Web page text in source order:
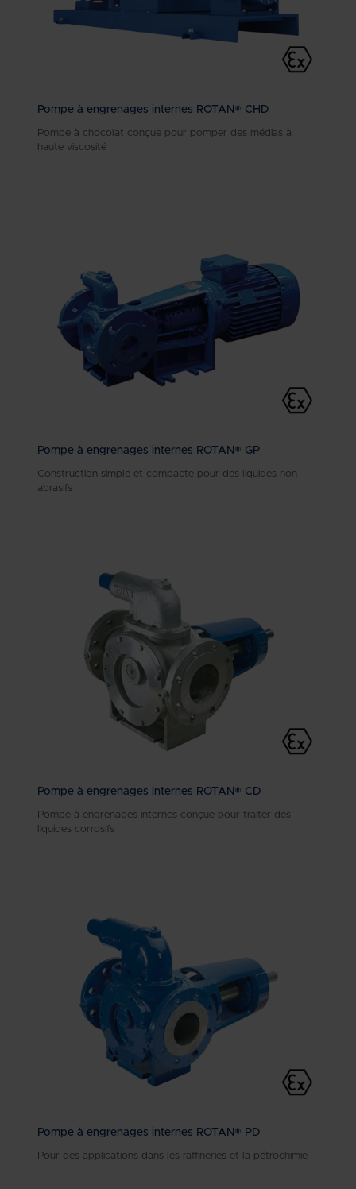
Pompe à engrenages internes ROTAN® CHD
Pompe à chocolat conçue pour pomper des médias à
haute viscosité
Pompe à engrenages internes ROTAN® GP
Construction simple et compacte pour des liquides non
abrasifs
Pompe à engrenages internes ROTAN® CD
Pompe à engrenages internes conçue pour traiter des
liquides corrosifs
Pompe à engrenages internes ROTAN® PD
Pour des applications dans les raffineries et la pétrochimie